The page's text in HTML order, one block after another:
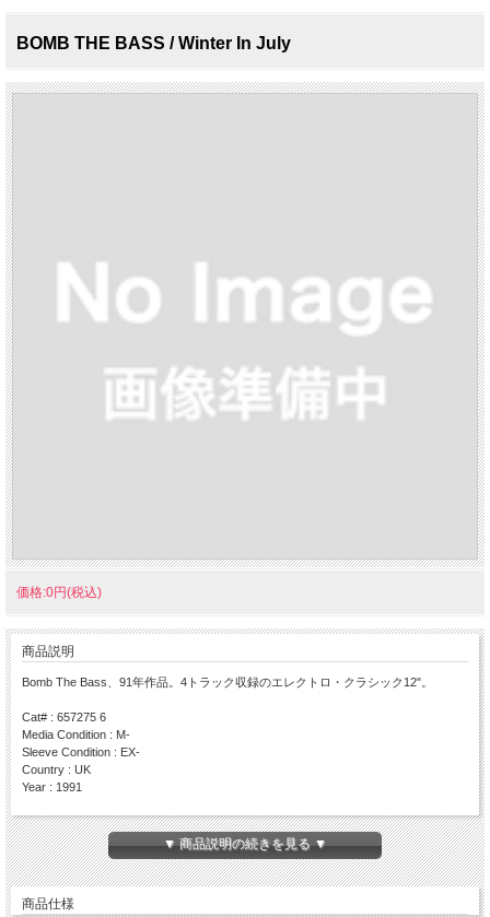
BOMB THE BASS / Winter In July
価格:0円(税込)
商品説明
Bomb The Bass、91年作品。4トラック収録のエレクトロ・クラシック12"。
Cat# : 657275 6
Media Condition : M-
Sleeve Condition : EX-
Country : UK
Year : 1991
Side A
・Winter In July (Cosmic Jammer Club Mix)
・Winter In July (Ubiquity Mix)
Side B
・You See Me In 3D (Remix)
▼ 商品説明の続きを見る ▼
商品仕様